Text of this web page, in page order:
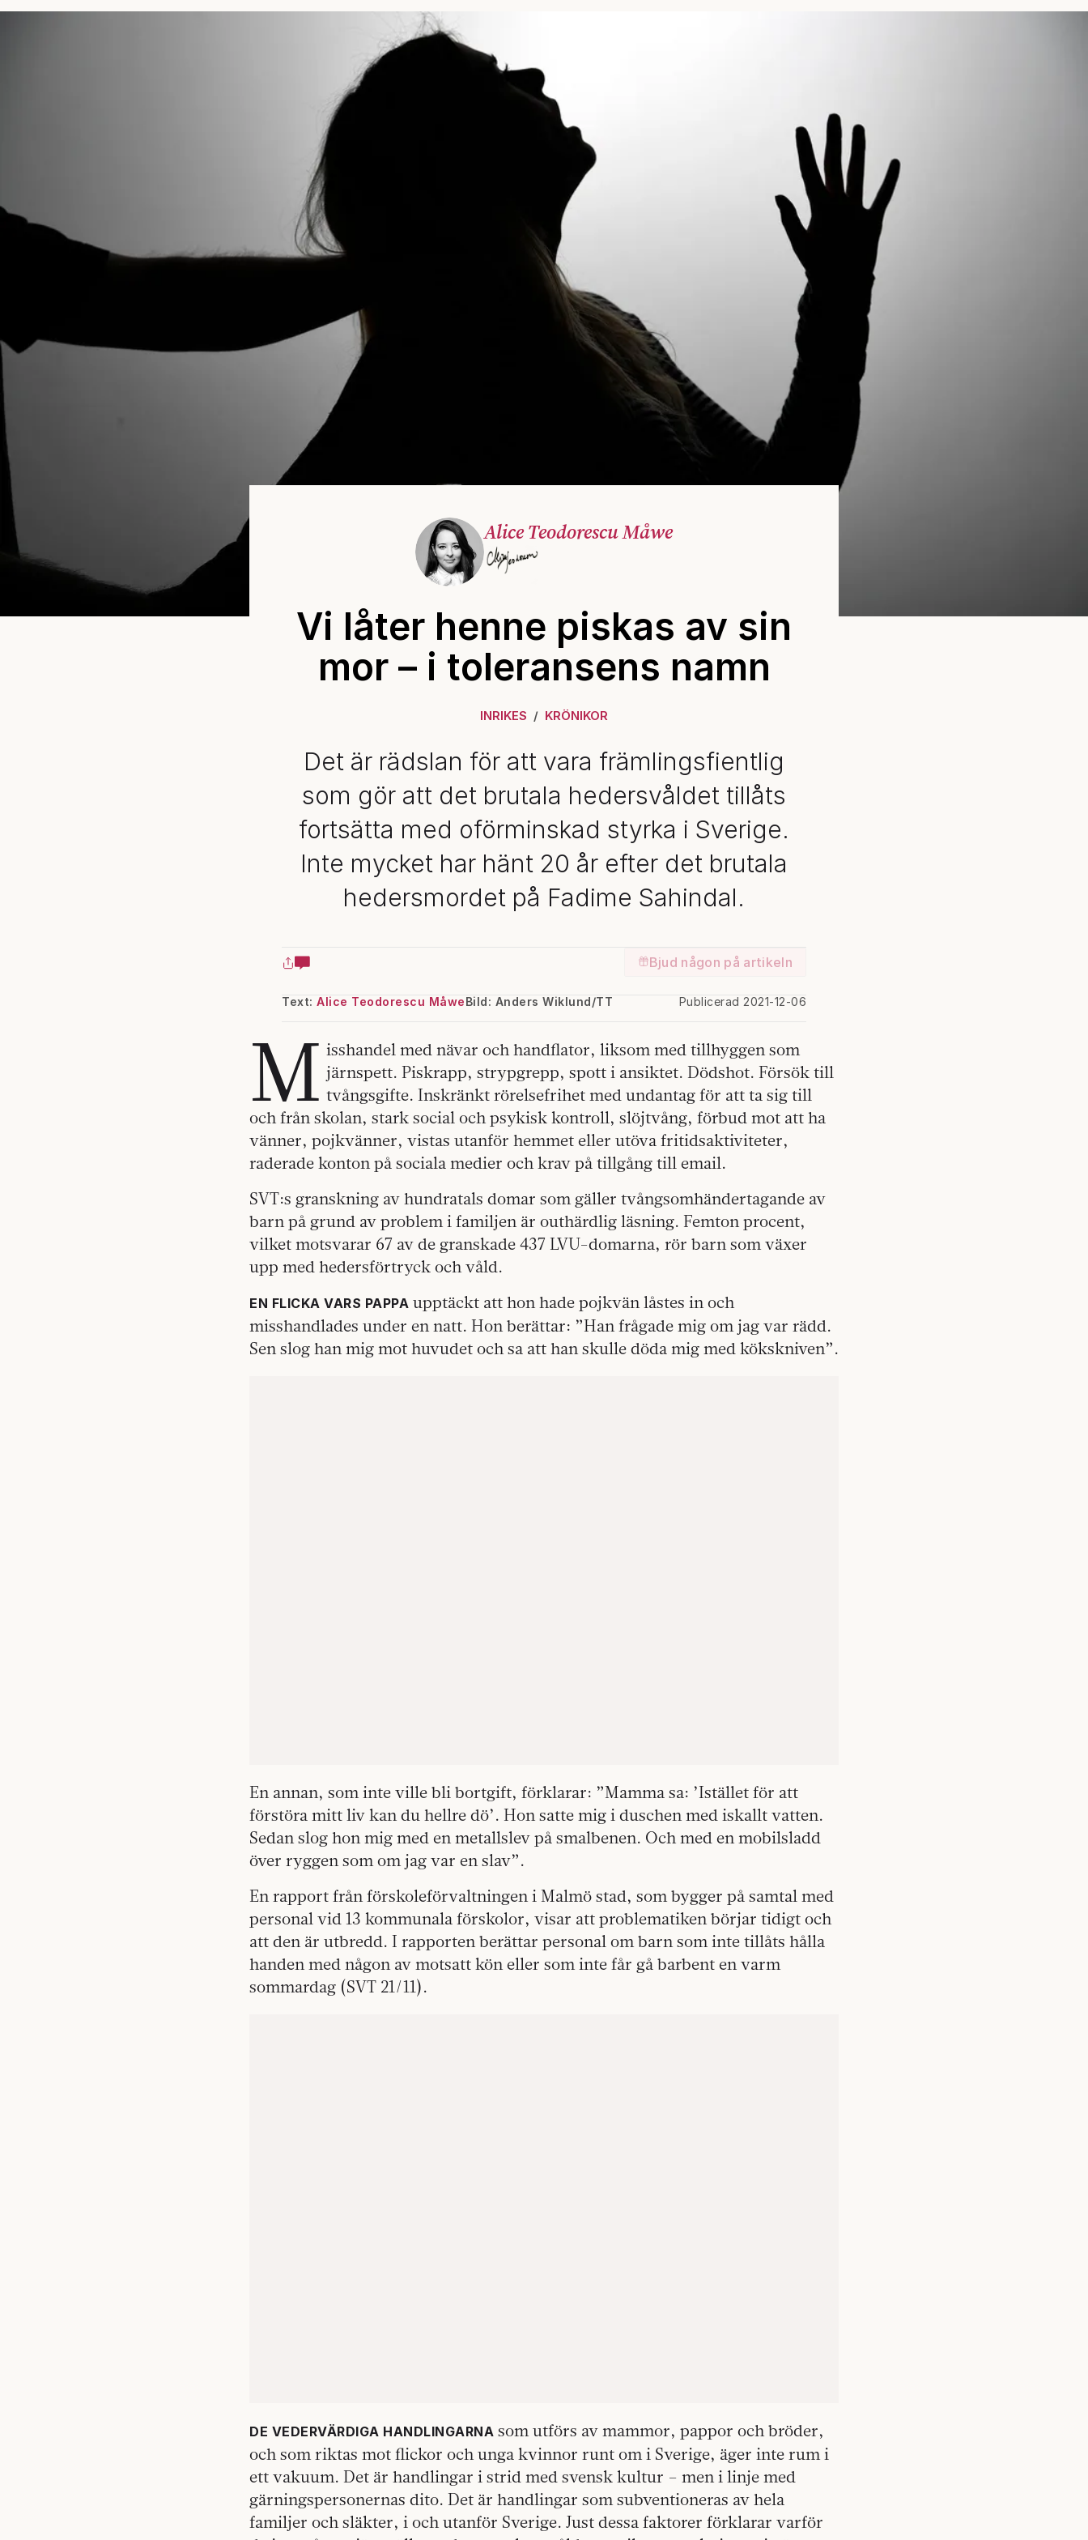
Alice Teodorescu Måwe
Vi låter henne piskas av sin
mor – i toleransens namn
INRIKES KRÖNIKOR
Det är rädslan för att vara främlingsfientlig
som gör att det brutala hedersvåldet tillåts
fortsätta med oförminskad styrka i Sverige.
Inte mycket har hänt 20 år efter det brutala
hedersmordet på Fadime Sahindal.
Bjud någon på artikeln
Text: Alice Teodorescu Måwe Publicerad 2021-12-06
Bild: Anders Wiklund/TT
M isshandel med nävar och handflator, liksom med tillhyggen som
järnspett. Piskrapp, strypgrepp, spott i ansiktet. Dödshot. Försök till
tvångsgifte. Inskränkt rörelsefrihet med undantag för att ta sig till
och från skolan, stark social och psykisk kontroll, slöjtvång, förbud mot att ha
vänner, pojkvänner, vistas utanför hemmet eller utöva fritidsaktiviteter,
raderade konton på sociala medier och krav på tillgång till email.
SVT:s granskning av hundratals domar som gäller tvångsomhändertagande av
barn på grund av problem i familjen är outhärdlig läsning. Femton procent,
vilket motsvarar 67 av de granskade 437 LVU-domarna, rör barn som växer
upp med hedersförtryck och våld.
EN FLICKA VARS PAPPA upptäckt att hon hade pojkvän låstes in och
misshandlades under en natt. Hon berättar: ”Han frågade mig om jag var rädd.
Sen slog han mig mot huvudet och sa att han skulle döda mig med kökskniven”.
En annan, som inte ville bli bortgift, förklarar: ”Mamma sa: ’Istället för att
förstöra mitt liv kan du hellre dö’. Hon satte mig i duschen med iskallt vatten.
Sedan slog hon mig med en metallslev på smalbenen. Och med en mobilsladd
över ryggen som om jag var en slav”.
En rapport från förskoleförvaltningen i Malmö stad, som bygger på samtal med
personal vid 13 kommunala förskolor, visar att problematiken börjar tidigt och
att den är utbredd. I rapporten berättar personal om barn som inte tillåts hålla
handen med någon av motsatt kön eller som inte får gå barbent en varm
sommardag (SVT 21/11).
DE VEDERVÄRDIGA HANDLINGARNA som utförs av mammor, pappor och bröder,
och som riktas mot flickor och unga kvinnor runt om i Sverige, äger inte rum i
ett vakuum. Det är handlingar i strid med svensk kultur – men i linje med
gärningspersonernas dito. Det är handlingar som subventioneras av hela
familjer och släkter, i och utanför Sverige. Just dessa faktorer förklarar varför